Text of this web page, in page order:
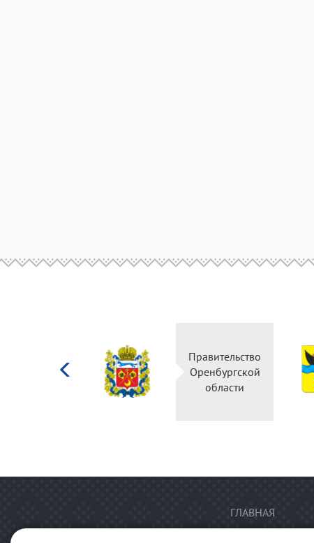
Правительство
Оренбургской
области
ГЛАВНАЯ